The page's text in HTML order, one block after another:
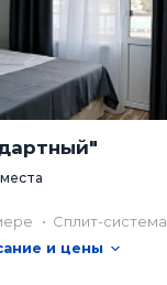
Сплит-система
и цены